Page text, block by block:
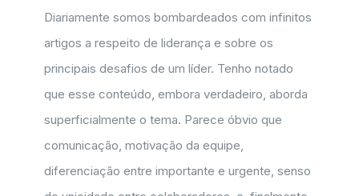
Diariamente somos bombardeados com infinitos
artigos a respeito de liderança e sobre os
principais desafios de um líder. Tenho notado
que esse conteúdo, embora verdadeiro, aborda
superficialmente o tema. Parece óbvio que
comunicação, motivação da equipe,
diferenciação entre importante e urgente, senso